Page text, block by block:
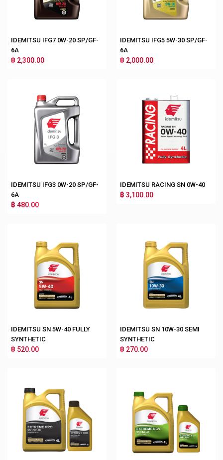
IDEMITSU IFG7 0W-20 SP/GF-
6A
฿ 2,300.00
IDEMITSU IFG5 5W-30 SP/GF-
6A
฿ 2,000.00
IDEMITSU IFG3 0W-20 SP/GF-
6A
฿ 480.00
IDEMITSU RACING SN 0W-40
฿ 3,100.00
IDEMITSU SN 5W-40 FULLY
SYNTHETIC
฿ 520.00
IDEMITSU SN 10W-30 SEMI
SYNTHETIC
฿ 270.00